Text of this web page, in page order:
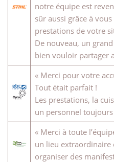
notre équipe est
sûr aussi grâce à
prestations de votre
De nouveau, un
bien vouloir partager
« Merci pour votre
Tout était parfait !
Les prestations, la
un personnel
« Merci à toute
un lieu
organiser des